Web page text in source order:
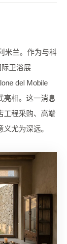
米兰。作为与科
卫浴展
del Mobile
亮相。这一消息
工程采购、高端
尤为深远。